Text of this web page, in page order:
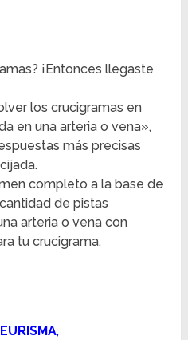
¡Entonces llegaste
los crucigramas en
en una arteria o vena»,
más precisas
completo a la base de
de pistas
arteria o vena con
tu crucigrama.
,